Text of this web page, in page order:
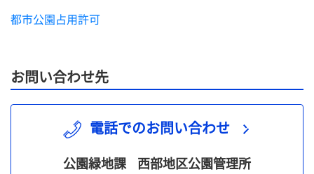
都市公園占用許可
お問い合わせ先
電話でのお問い合わせ
公園緑地課 西部地区公園管理所